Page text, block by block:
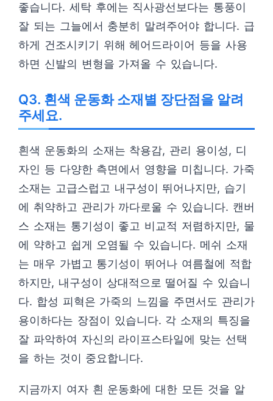
좋습니다. 세탁 후에는 직사광선보다는 통풍이
잘 되는 그늘에서 충분히 말려주어야 합니다. 급
하게 건조시키기 위해 헤어드라이어 등을 사용
하면 신발의 변형을 가져올 수 있습니다.
Q3. 흰색 운동화 소재별 장단점을 알려
주세요.
흰색 운동화의 소재는 착용감, 관리 용이성, 디
자인 등 다양한 측면에서 영향을 미칩니다. 가죽
소재는 고급스럽고 내구성이 뛰어나지만, 습기
에 취약하고 관리가 까다로울 수 있습니다. 캔버
스 소재는 통기성이 좋고 비교적 저렴하지만, 물
에 약하고 쉽게 오염될 수 있습니다. 메쉬 소재
는 매우 가볍고 통기성이 뛰어나 여름철에 적합
하지만, 내구성이 상대적으로 떨어질 수 있습니
다. 합성 피혁은 가죽의 느낌을 주면서도 관리가
용이하다는 장점이 있습니다. 각 소재의 특징을
잘 파악하여 자신의 라이프스타일에 맞는 선택
을 하는 것이 중요합니다.
지금까지 여자 흰 운동화에 대한 모든 것을 알